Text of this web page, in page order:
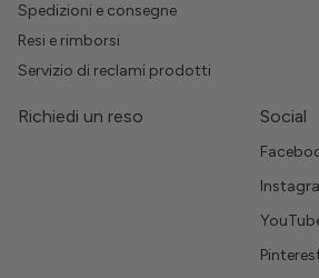
Spedizioni e consegne
Resi e rimborsi
Servizio di reclami prodotti
Richiedi un reso Social